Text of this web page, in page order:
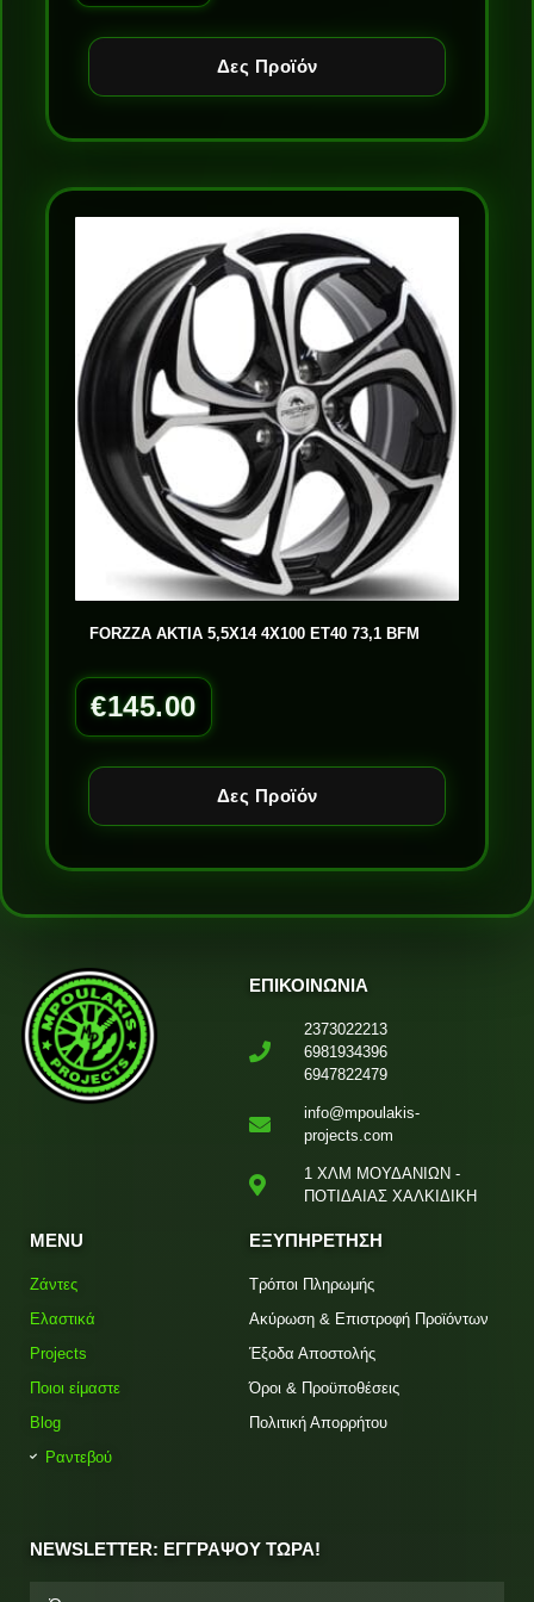
Δες Προϊόν
FORZZA AKTIA 5,5X14 4X100 ET40 73,1 BFM
€145.00
Δες Προϊόν
ΕΠΙΚΟΙΝΩΝΙΑ
2373022213
6981934396
6947822479
info@mpoulakis-
projects.com
1 ΧΛΜ ΜΟΥΔΑΝΙΩΝ -
ΠΟΤΙΔΑΙΑΣ ΧΑΛΚΙΔΙΚΗ
MENU
Ζάντες
Ελαστικά
Projects
Ποιοι είμαστε
Blog
Ραντεβού
ΕΞΥΠΗΡΕΤΗΣΗ
Τρόποι Πληρωμής
Ακύρωση & Επιστροφή Προϊόντων
Έξοδα Αποστολής
Όροι & Προϋποθέσεις
Πολιτική Απορρήτου
NEWSLETTER: ΕΓΓΡΑΨΟΥ ΤΩΡΑ!